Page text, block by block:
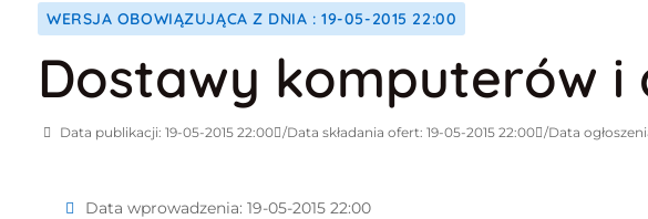
WERSJA OBOWIĄZUJĄCA Z DNIA : 19-05-2015 22:00
Dostawy komputerów i
Data publikacji: 19-05-2015 22:00 Data składania ofert: 19-05-2015 22:00 Data
Data wprowadzenia: 19-05-2015 22:00